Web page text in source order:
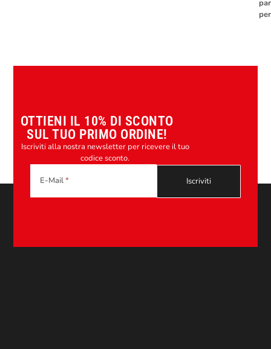
OTTIENI IL 10% DI SCONTO
SUL TUO PRIMO ORDINE!
Iscriviti alla nostra newsletter per ricevere il tuo
codice sconto.
E-Mail